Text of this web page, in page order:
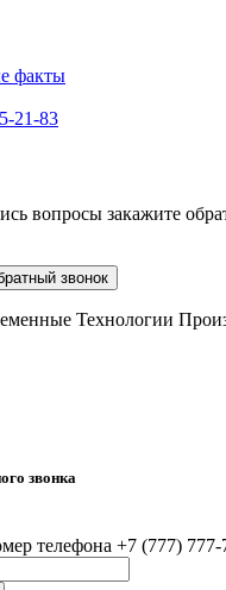
факты
21-83
вопросы закажите
звонок
Технологии
звонка
телефона +7 (777) 777-